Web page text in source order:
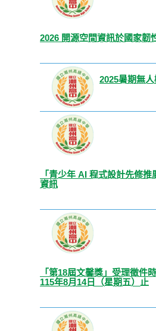
2026 開源空間資訊於國家韌
2025暑期無
「青少年 AI 程式設計先修
資訊
「第18屆文馨獎」受理徵件
115年8月14日（星期五）止